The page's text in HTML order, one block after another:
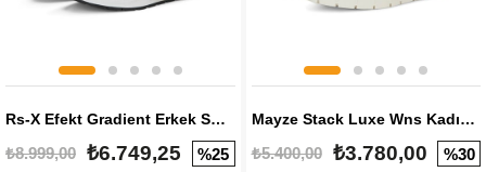
Rs-X Efekt Gradient Erkek Sneaker
₺8.999,00 ₺6.749,25 %25
Mayze Stack Luxe Wns Kadın Sneaker
₺5.400,00 ₺3.780,00 %30